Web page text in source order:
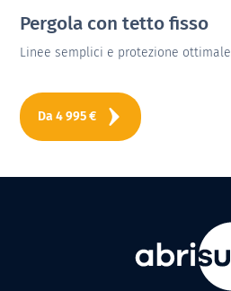
Pergola con tetto fisso
Linee semplici e protezione ottimale
Da4 995 €